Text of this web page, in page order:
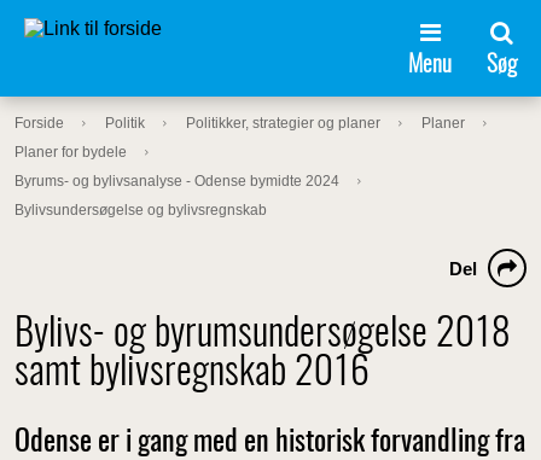
Menu Søg
Forside Politik Politikker, strategier og planer
Planer
Planer for bydele
Byrums- og bylivsanalyse - Odense bymidte 2024
Bylivsundersøgelse og bylivsregnskab
Bylivs- og byrumsundersøgelse 2018
samt bylivsregnskab 2016
Del
Odense er i gang med en historisk forvandling fra